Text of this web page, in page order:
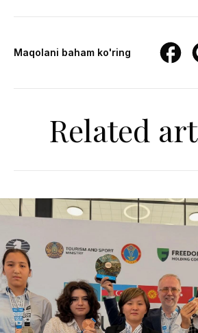
Maqolani baham ko'ring
Related